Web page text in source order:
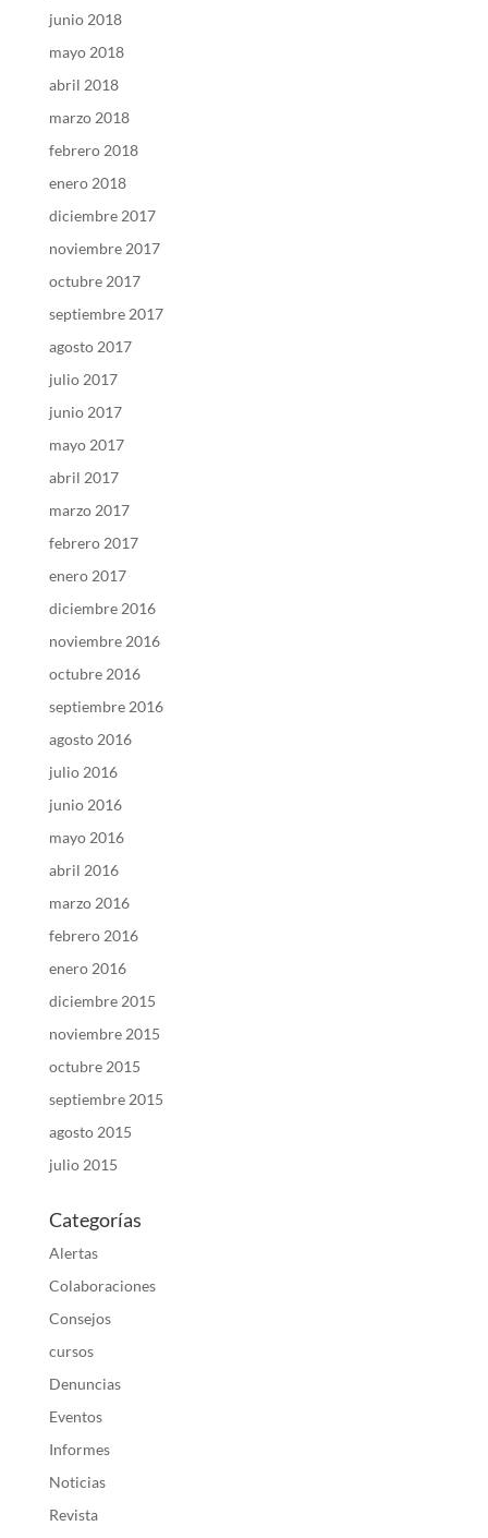
junio 2018
mayo 2018
abril 2018
marzo 2018
febrero 2018
enero 2018
diciembre 2017
noviembre 2017
octubre 2017
septiembre 2017
agosto 2017
julio 2017
junio 2017
mayo 2017
abril 2017
marzo 2017
febrero 2017
enero 2017
diciembre 2016
noviembre 2016
octubre 2016
septiembre 2016
agosto 2016
julio 2016
junio 2016
mayo 2016
abril 2016
marzo 2016
febrero 2016
enero 2016
diciembre 2015
noviembre 2015
octubre 2015
septiembre 2015
agosto 2015
julio 2015
Categorías
Alertas
Colaboraciones
Consejos
cursos
Denuncias
Eventos
Informes
Noticias
Revista